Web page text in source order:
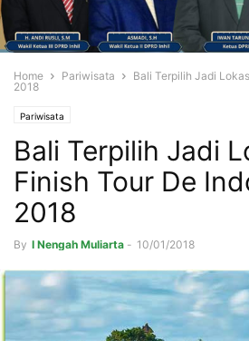
Home Pariwisata
Bali Terpilih Jadi
2018
Pariwisata
Bali Terpilih Jadi
Finish Tour De
2018
By I Nengah Muliarta - 10/01/2018